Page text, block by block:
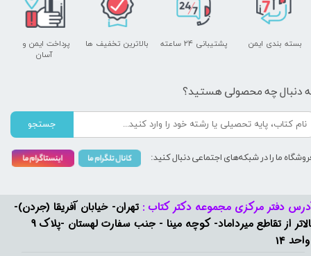
دفتر مرکزی مجموعه دکتر کتاب : تهران- خیابان آفریقا (جردن)-
بالاتر از تقاطع میرداماد- کوچه مینا - جنب سفارت لهستان -پلاک 9
14
پشتیبانی ۲۴ ساعته
پرداخت ایمن و ​​​​​​​
آسان
بسته بندی ایمن بالاترین تخفیف ها
دنبال چه محصولی هستید؟
جستجو
ما را در شبکه‌های اجتماعی دنبال کنید: